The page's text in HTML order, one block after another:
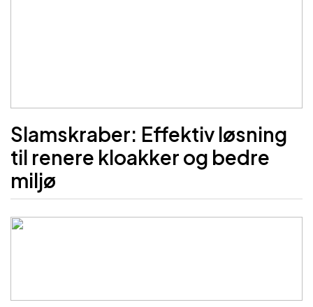
Slamskraber: Effektiv løsning
til renere kloakker og bedre
miljø